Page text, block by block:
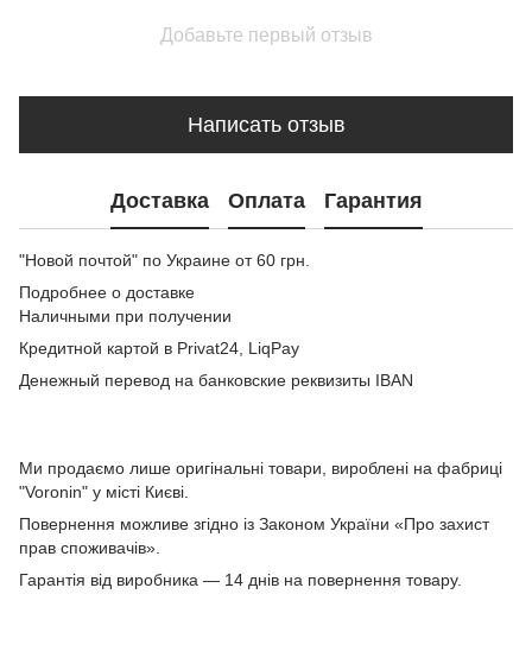
Добавьте первый отзыв
Написать отзыв
Доставка Оплата Гарантия
"Новой почтой" по Украине от 60 грн.
Подробнее о доставке
Наличными при получении
Кредитной картой в Privat24, LiqPay
Денежный перевод на банковские реквизиты IBAN
Ми продаємо лише оригінальні товари, вироблені на фабриці
"Voronin" у місті Києві.
Повернення можливе згідно із Законом України «Про захист
прав споживачів».
Гарантія від виробника — 14 днів на повернення товару.